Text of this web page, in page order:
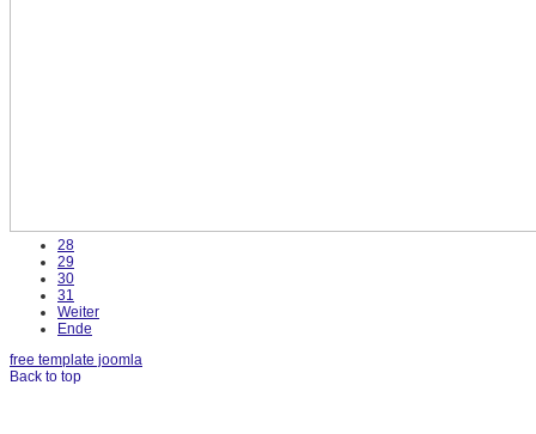
28
29
30
31
Weiter
Ende
free template joomla
Back to top